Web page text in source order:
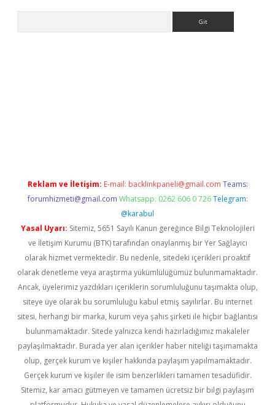
Reklam ve İletişim: E-mail: backlinkpaneli@gmail.com Teams:
forumhizmeti@gmail.com Whatsapp: 0262 606 0 726 Telegram:
@karabul
Yasal Uyarı: Sitemiz, 5651 Sayılı Kanun gereğince Bilgi Teknolojileri
ve İletişim Kurumu (BTK) tarafından onaylanmış bir Yer Sağlayıcı
olarak hizmet vermektedir. Bu nedenle, sitedeki içerikleri proaktif
olarak denetleme veya araştırma yükümlülüğümüz bulunmamaktadır.
Ancak, üyelerimiz yazdıkları içeriklerin sorumluluğunu taşımakta olup,
siteye üye olarak bu sorumluluğu kabul etmiş sayılırlar. Bu internet
sitesi, herhangi bir marka, kurum veya şahıs şirketi ile hiçbir bağlantısı
bulunmamaktadır. Sitede yalnızca kendi hazırladığımız makaleler
paylaşılmaktadır. Burada yer alan içerikler haber niteliği taşımamakta
olup, gerçek kurum ve kişiler hakkında paylaşım yapılmamaktadır.
Gerçek kurum ve kişiler ile isim benzerlikleri tamamen tesadüfidir.
Sitemiz, kar amacı gütmeyen ve tamamen ücretsiz bir bilgi paylaşım